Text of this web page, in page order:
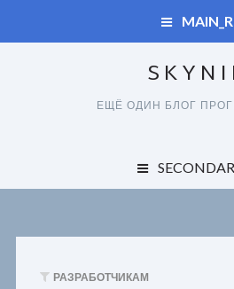
ЕЩЁ ОДИН БЛОГ
РАЗРАБОТЧИКАМ